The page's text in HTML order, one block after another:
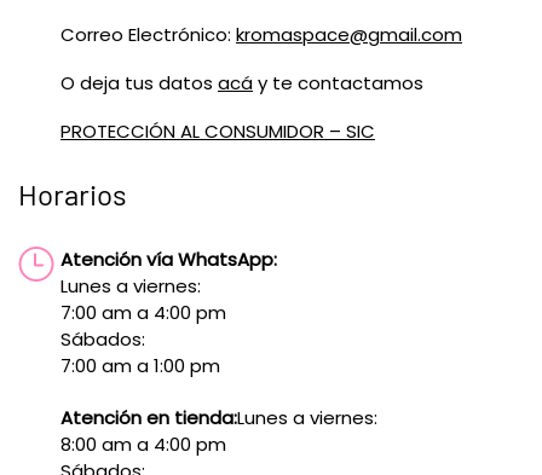
Correo Electrónico: kromaspace@gmail.com
O deja tus datos acáy te contactamos
PROTECCIÓN AL CONSUMIDOR – SIC
Horarios
Atención vía WhatsApp:
Lunes a viernes:
7:00 am a 4:00 pm
Sábados:
7:00 am a 1:00 pm
Atención en tienda:Lunes a viernes:
8:00 am a 4:00 pm